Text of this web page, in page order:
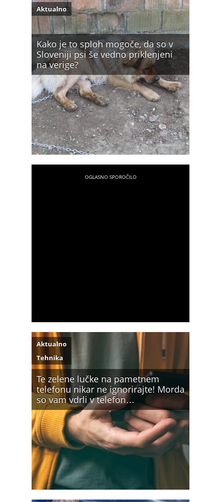
Kako je to sploh mogoče, da so v
Sloveniji psi še vedno priklenjeni
na verige?
Aktualno
Te zelene lučke na pametnem
telefonu nikar ne ignorirajte! Morda
so vam vdrli v telefon…
Aktualno
Tehnika